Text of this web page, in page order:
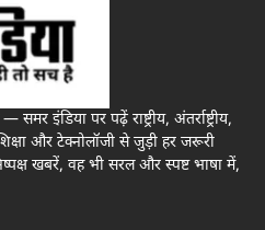
इंडिया पर पढ़ें राष्ट्रीय, अंतर्राष्ट्रीय,
और टेक्नोलॉजी से जुड़ी हर जरूरी
खबरें, वह भी सरल और स्पष्ट भाषा में,